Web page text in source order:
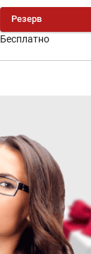
Резерв
Бесплатно